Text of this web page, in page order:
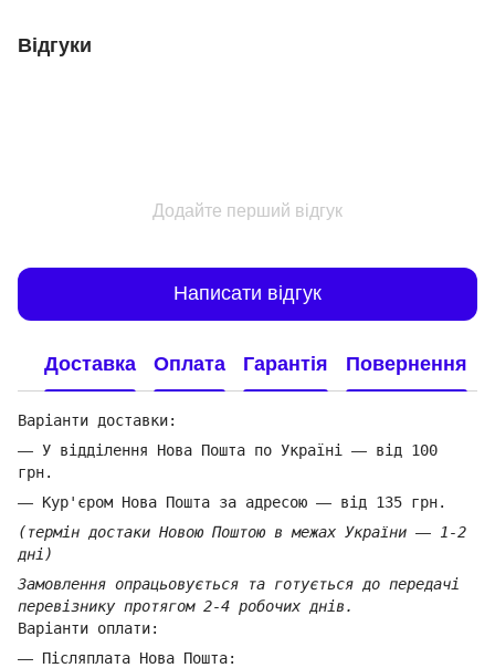
Відгуки
Додайте перший відгук
Написати відгук
Доставка Оплата Гарантія Повернення
Варіанти доставки:
— У відділення Нова Пошта по Україні — від 100
грн.
— Кур'єром Нова Пошта за адресою — від 135 грн.
(термін достаки Новою Поштою в межах України — 1-2
дні)
Замовлення опрацьовується та готується до передачі
перевізнику протягом 2-4 робочих днів.
Варіанти оплати:
— Післяплата Нова Пошта: